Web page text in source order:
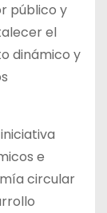
público y
el
dinámico y
e
circular